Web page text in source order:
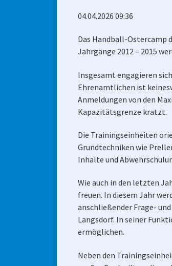
04.04.2026 09:36
Das Handball-Ostercamp
Jahrgänge 2012 – 2015
Insgesamt engagieren
Ehrenamtlichen ist
Anmeldungen von den
Kapazitätsgrenze kratzt.
Die Trainingseinheiten
Grundtechniken wie
Inhalte und
Wie auch in den letzten
freuen. In diesem Jahr
anschließender Frage-
Langsdorf. In seiner
ermöglichen.
Neben den